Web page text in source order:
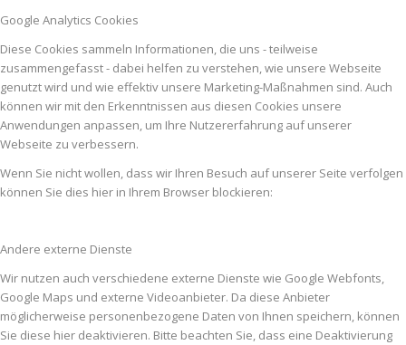
Google Analytics Cookies
Diese Cookies sammeln Informationen, die uns - teilweise
zusammengefasst - dabei helfen zu verstehen, wie unsere Webseite
genutzt wird und wie effektiv unsere Marketing-Maßnahmen sind. Auch
können wir mit den Erkenntnissen aus diesen Cookies unsere
Anwendungen anpassen, um Ihre Nutzererfahrung auf unserer
Webseite zu verbessern.
Wenn Sie nicht wollen, dass wir Ihren Besuch auf unserer Seite verfolgen
können Sie dies hier in Ihrem Browser blockieren:
Andere externe Dienste
Wir nutzen auch verschiedene externe Dienste wie Google Webfonts,
Google Maps und externe Videoanbieter. Da diese Anbieter
möglicherweise personenbezogene Daten von Ihnen speichern, können
Sie diese hier deaktivieren. Bitte beachten Sie, dass eine Deaktivierung